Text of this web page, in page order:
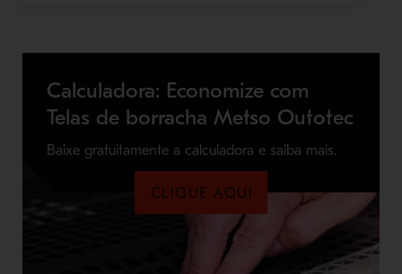
Calculadora: Economize com
Telas de borracha Metso Outotec
Baixe gratuitamente a calculadora e saiba mais.
CLIQUE AQUI